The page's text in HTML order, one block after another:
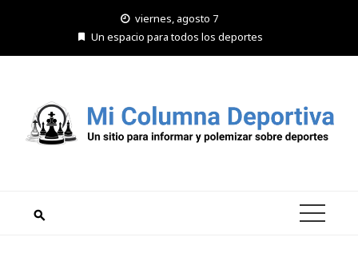
viernes, agosto 7
Un espacio para todos los deportes